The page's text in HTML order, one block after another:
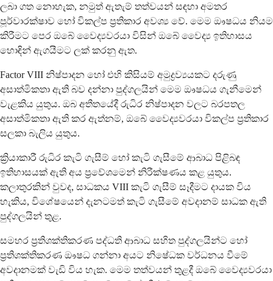
ලබා ගත නොහැක, නමුත් ඇතැම් තත්වයන් සඳහා අමතර
පූර්වාරක්ෂාව හෝ විකල්ප ප්‍රතිකාර අවශ්‍ය වේ. මෙම ඖෂධය නියම
කිරීමට පෙර ඔබේ වෛද්‍යවරයා විසින් ඔබේ වෛද්‍ය ඉතිහාසය
හොඳින් ඇගයීමට ලක් කරනු ඇත.
Factor VIII නිෂ්පාදන හෝ එහි කිසියම් අමුද්‍රව්‍යයකට දරුණු
අසාත්මිකතා ඇති බව දන්නා පුද්ගලයින් මෙම ඖෂධය ගැනීමෙන්
වැළකිය යුතුය. ඔබ අතීතයේදී රුධිර නිෂ්පාදන වලට බරපතල
අසාත්මිකතා ඇති කර ඇත්නම්, ඔබේ වෛද්‍යවරයා විකල්ප ප්‍රතිකාර
සලකා බැලිය යුතුය.
ක්‍රියාකාරී රුධිර කැටි ගැසීම් හෝ කැටි ගැසීමේ ආබාධ පිළිබඳ
ඉතිහාසයක් ඇති අය ප්‍රවේශමෙන් නිරීක්ෂණය කළ යුතුය.
කලාතුරකින් වුවද, සාධකය VIII කැටි ගැසීම් සෑදීමට දායක විය
හැකිය, විශේෂයෙන් දැනටමත් කැටි ගැසීමේ අවදානම් සාධක ඇති
පුද්ගලයින් තුළ.
සමහර ප්‍රතිශක්තිකරණ පද්ධති ආබාධ සහිත පුද්ගලයින්ට හෝ
ප්‍රතිශක්තිකරණ ඖෂධ ගන්නා අයට නිෂේධක වර්ධනය වීමේ
අවදානමක් වැඩි විය හැක. මෙම තත්වයන් තුළදී ඔබේ වෛද්‍යවරයා